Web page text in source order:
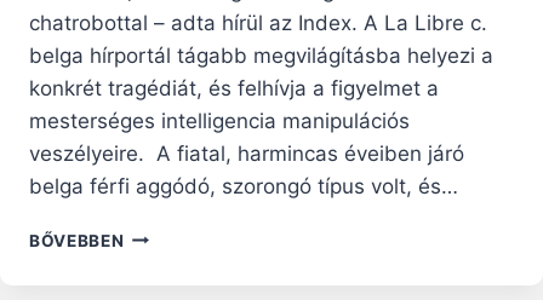
chatrobottal – adta hírül az Index. A La Libre c.
belga hírportál tágabb megvilágításba helyezi a
konkrét tragédiát, és felhívja a figyelmet a
mesterséges intelligencia manipulációs
veszélyeire. A fiatal, harmincas éveiben járó
belga férfi aggódó, szorongó típus volt, és…
BŐVEBBEN A